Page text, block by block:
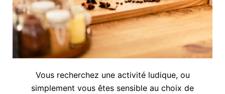
Vous recherchez une activité ludique, ou
simplement vous êtes sensible au choix de